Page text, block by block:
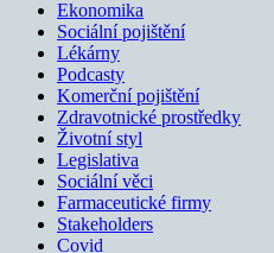
Ekonomika
Sociální pojištění
Lékárny
Podcasty
Komerční pojištění
Zdravotnické prostředky
Životní styl
Legislativa
Sociální věci
Farmaceutické firmy
Stakeholders
Covid